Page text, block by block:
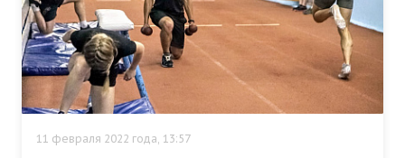
11 февраля 2022 года, 13:57